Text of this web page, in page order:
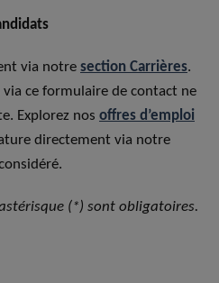
via notre section Carrières.
via ce formulaire de contact ne
Explorez nos offres d’emploi
directement via notre
(*) sont obligatoires.